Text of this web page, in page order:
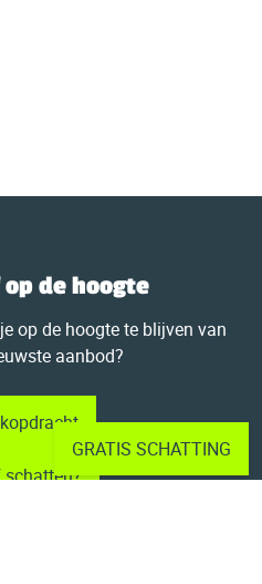
de hoogte
op de hoogte te blijven van
aanbod?
schatten?
GRATIS SCHATTING